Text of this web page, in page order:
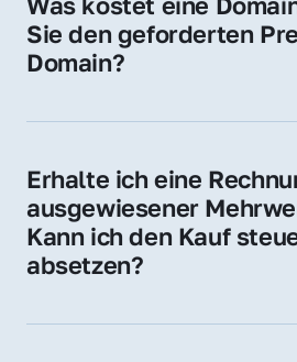
Adressen oder als digitale
Sie den geforderten
Domain?
Domain liegt ein konkreter
unverbindliches Angebot.
Erhalte ich eine
ausgewiesener
Kann ich den Kauf
absetzen?
Für Unternehmen ist der